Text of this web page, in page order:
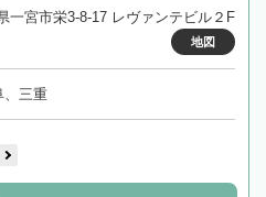
一宮市栄3-8-17 レヴァンテビル２F
地図
、三重